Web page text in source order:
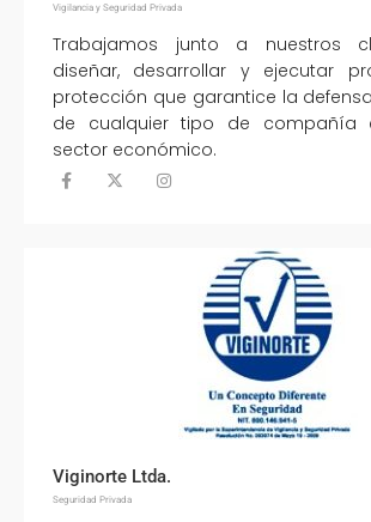
Vigilancia y Seguridad Privada
Trabajamos junto a nuestros
diseñar, desarrollar y ejecutar
protección que garantice la
de cualquier tipo de compañía
sector económico.
Viginorte Ltda.
Seguridad Privada